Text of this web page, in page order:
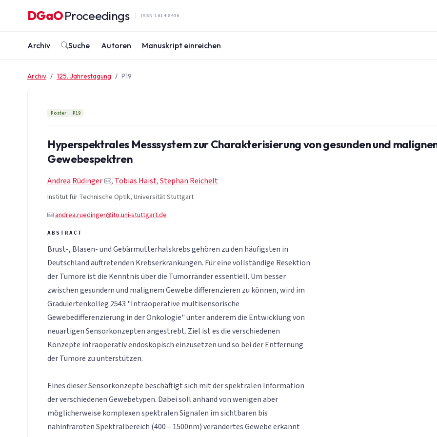
DGaO·Proceedings ISSN 1614-8436
Archiv Suche Autoren Manuskript einreichen
Archiv 125. Jahrestagung P19
Poster P19
Hyperspektrales Messsystem zur Charakterisierung von gesunden und
Gewebespektren
Andrea Rüdinger , Tobias Haist,Stephan Reichelt
Institut für Technische Optik, Universität Stuttgart
andrea.ruedinger@ito.uni-stuttgart.de
Brust-, Blasen- und Gebärmutterhalskrebs gehören zu den häufigsten in
Deutschland auftretenden Krebserkrankungen. Für eine vollständige Resektion
der Tumore ist die Kenntnis über die Tumorränder essentiell. Um besser
zwischen gesundem und malignem Gewebe differenzieren zu können, wird im
Graduiertenkolleg 2543 "Intraoperative multisensorische
Gewebedifferenzierung in der Onkologie" unter anderem die Entwicklung von
neuartigen Sensorkonzepten angestrebt. Ziel ist es die verschiedenen
Konzepte intraoperativ endoskopisch einzusetzen und so bei der Entfernung
der Tumore zu unterstützen.
Eines dieser Sensorkonzepte beschäftigt sich mit der spektralen Information
der verschiedenen Gewebetypen. Dabei soll anhand von wenigen aber
möglicherweise komplexen spektralen Signalen im sichtbaren bis
nahinfraroten Spektralbereich (400 – 1500nm) verändertes Gewebe erkannt